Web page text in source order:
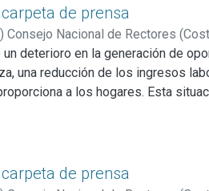
ingreso y se ampliaron las
capacidades y el logro de una
debilidad estructural en el
forma en que la ampliación de
más a los grupos de
son más bien una recuperación
de prensa
) Consejo Nacional de Rectores
deterioro en la generación de
una reducción de los ingresos
a los hogares. Esta
por no lograr una conexión entre
vida, mortalidad infantil,
las oportunidades, en
de prensa